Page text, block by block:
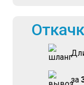
за